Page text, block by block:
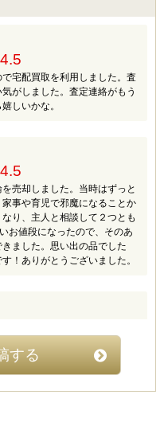
4.5
宅配買取を利用しました。査
がしました。査定連絡がもう
しいかな。
4.5
売却しました。当時はずっと
事や育児で邪魔になることか
り、主人と相談して２つとも
お値段になったので、そのあ
ました。思い出の品でした
！ありがとうございました。
。宅配買取はいろんな業者が
は本当に査定の連絡が早い
する